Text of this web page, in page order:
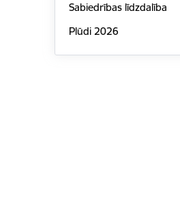
Sabiedrības līdzdalība
Plūdi 2026